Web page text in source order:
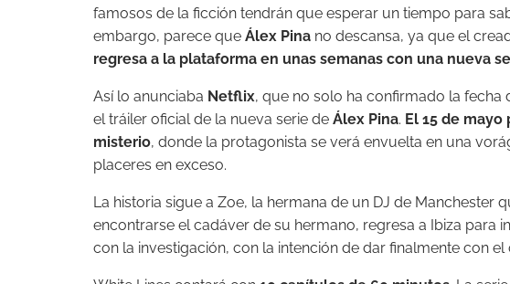
famosos de la ficción tendrán que esperar un tiempo para
embargo, parece que Álex Pina no descansa, ya que el
regresa a la plataforma en unas semanas con una nueva
Así lo anunciaba Netflix, que no solo ha confirmado la fecha
el tráiler oficial de la nueva serie de Álex Pina. El 15 de
misterio, donde la protagonista se verá envuelta en una
placeres en exceso.
La historia sigue a Zoe, la hermana de un DJ de Manchester
encontrarse el cadáver de su hermano, regresa a Ibiza para
con la investigación, con la intención de dar finalmente con el